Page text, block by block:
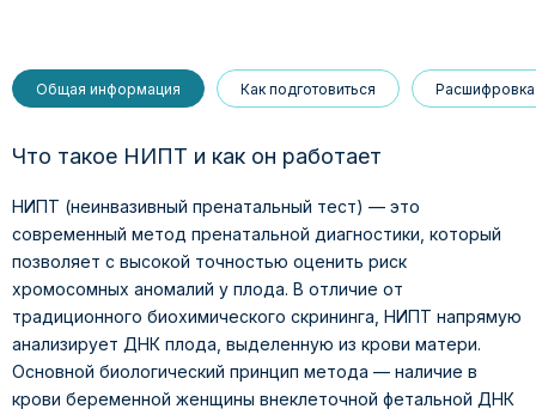
Общая информация Как подготовиться Расшифровка
Что такое НИПТ и как он работает
НИПТ (неинвазивный пренатальный тест) — это
современный метод пренатальной диагностики, который
позволяет с высокой точностью оценить риск
хромосомных аномалий у плода. В отличие от
традиционного биохимического скрининга, НИПТ напрямую
анализирует ДНК плода, выделенную из крови матери.
Основной биологический принцип метода — наличие в
крови беременной женщины внеклеточной фетальной ДНК